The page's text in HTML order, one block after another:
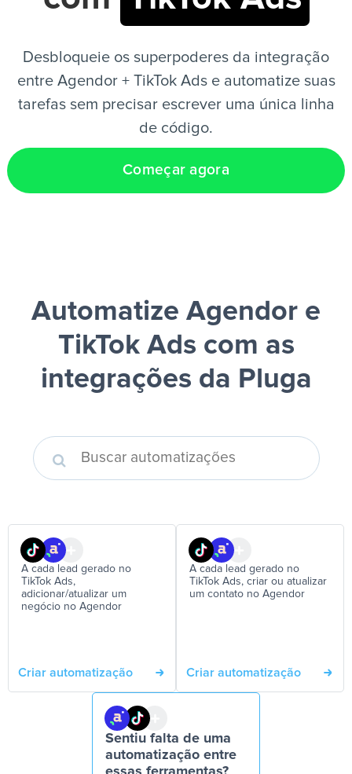
Desbloqueie os superpoderes da integração
entre Agendor + TikTok Ads e automatize suas
tarefas sem precisar escrever uma única linha
de código.
Começar agora
Automatize Agendor e
TikTok Ads com as
integrações da Pluga
A cada lead gerado no
TikTok Ads,
adicionar/atualizar um
negócio no Agendor
Criar automatização
A cada lead gerado no
TikTok Ads, criar ou atualizar
um contato no Agendor
Criar automatização
Sentiu falta de uma
automatização entre